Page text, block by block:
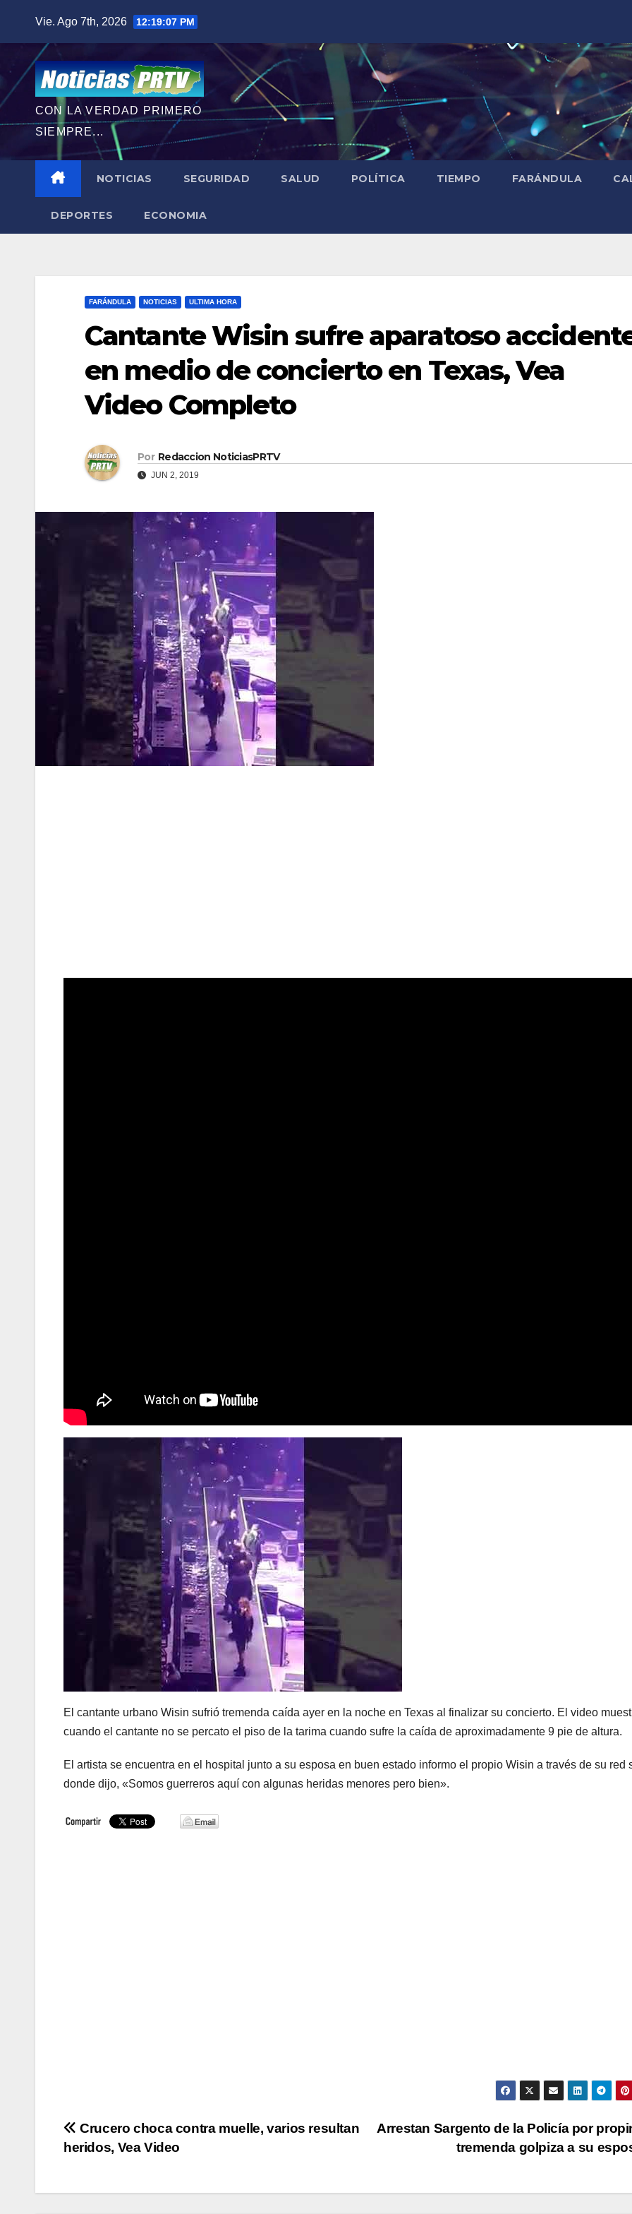
contenido
Vie. Ago 7th, 2026 12:19:08 PM
CON LA VERDAD PRIMERO
SIEMPRE...
NOTICIAS SEGURIDAD SALUD POLÍTICA TIEMPO FARÁNDULA
DEPORTES ECONOMIA
FARÁNDULA NOTICIAS ULTIMA HORA
Cantante Wisin sufre aparatoso
en medio de concierto en Texas, Vea
Video Completo
Por Redaccion NoticiasPRTV
JUN 2, 2019
El cantante urbano Wisin sufrió tremenda caída ayer en la noche en Texas al finalizar su concierto. El video
cuando el cantante no se percato el piso de la tarima cuando sufre la caída de aproximadamente 9 pie de altura.
El artista se encuentra en el hospital junto a su esposa en buen estado informo el propio Wisin a través de su red
donde dijo, «Somos guerreros aquí con algunas heridas menores pero bien».
Navegación
entradas
Arrestan Sargento de la Policía por
tremenda golpiza a su
Crucero choca contra muelle, varios resultan
heridos, Vea Video